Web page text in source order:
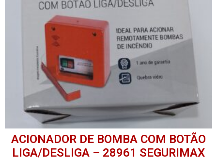
ACIONADOR DE BOMBA COM BOTÃO
LIGA/DESLIGA – 28961 SEGURIMAX